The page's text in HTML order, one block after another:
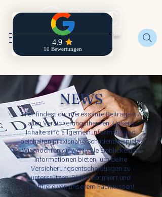
Regionaldirektion der
NEWS
Hier findest du interessante Beiträge zu
allen Versicherungsthemen. Unsere
Inhalte sind allgemein informativ und
beinhalten praxisnahe Schadenbeispiele.
Wir möchten dir wertvolle Einblicke und
Informationen bieten, um deine
Versicherungsentscheidungen zu
unterstützen. Bleib informiert und
profitiere von unserem Fachwissen!